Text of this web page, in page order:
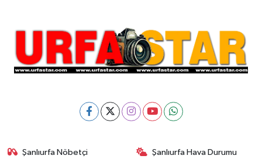
Şanlıurfa Nöbetçi
Şanlıurfa Hava Durumu